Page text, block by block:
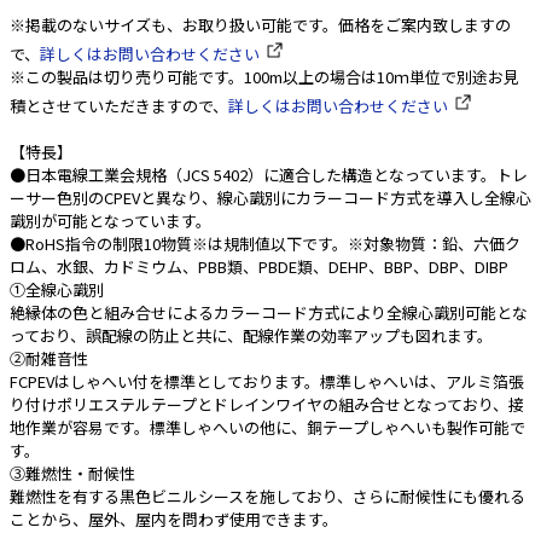
EV充電設備工事関連
感染症関連
e431オリジナル
暑さ対策
販売終了品
※掲載のないサイズも、お取り扱い可能です。価格をご案内致しますの
で、 詳しくはお問い合わせください
※この製品は切り売り可能です。100m以上の場合は10ｍ単位で別途お見
積とさせていただきますので、 詳しくはお問い合わせください
【特長】
●日本電線工業会規格（JCS 5402）に適合した構造となっています。トレ
ーサー色別のCPEVと異なり、線心識別にカラーコード方式を導入し全線心
識別が可能となっています。
●RoHS指令の制限10物質※は規制値以下です。※対象物質：鉛、六価ク
ロム、水銀、カドミウム、PBB類、PBDE類、DEHP、BBP、DBP、DIBP
①全線心識別
絶縁体の色と組み合せによるカラーコード方式により全線心識別可能とな
っており、誤配線の防止と共に、配線作業の効率アップも図れます。
②耐雑音性
FCPEVはしゃへい付を標準としております。標準しゃへいは、アルミ箔張
り付けポリエステルテープとドレインワイヤの組み合せとなっており、接
地作業が容易です。標準しゃへいの他に、銅テープしゃへいも製作可能で
す。
③難燃性・耐候性
難燃性を有する黒色ビニルシースを施しており、さらに耐候性にも優れる
ことから、屋外、屋内を問わず使用できます。